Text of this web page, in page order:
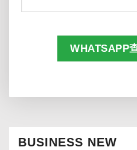
WHATSAPP
BUSINESS NEW